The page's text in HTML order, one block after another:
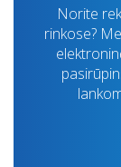
Norite
rinkose?